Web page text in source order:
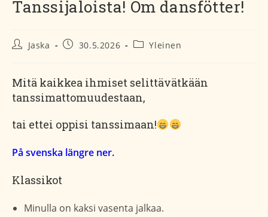
Tanssijaloista! Om dansfötter!
Artikkelin
Jaska
Artikkeli30.5.2026
Artikkelin
Yleinen
Mitä kaikkea ihmiset selittävätkään
tanssimattomuudestaan,
tai ettei oppisi tanssimaan!
På svenska längre ner.
Klassikot
Minulla on kaksi vasenta jalkaa.